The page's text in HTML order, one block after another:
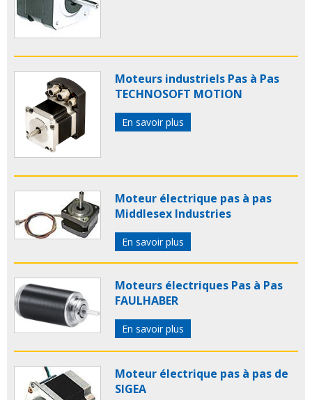
Moteurs industriels Pas à Pas
TECHNOSOFT MOTION
En savoir plus
Moteur électrique pas à pas
Middlesex Industries
En savoir plus
Moteurs électriques Pas à Pas
FAULHABER
En savoir plus
Moteur électrique pas à pas de
SIGEA